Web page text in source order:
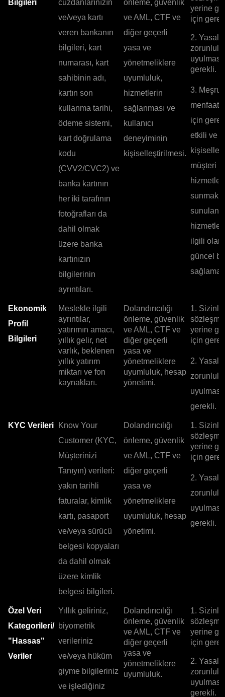
Bilgileri
cüzdanlarınızın
ve/veya kartı
veren bankanın
bilgileri, kart
numarası, kart
sahibinin adı,
kartın son
kullanma tarihi,
ödeme sistemi,
kart doğrulama
kodu
(CVV2/CVC2) ve
banka kartının
her iki tarafının
fotoğrafları da
dahil olmak
üzere banka
kartınızın
bilgilerinin
ayrıntıları.
önleme, güvenlik
ve AML, CTF ve
diğer geçerli
yasa ve
yönetmeliklere
uyumluluk,
hizmetlerin
sağlanması ve
kullanıcı
deneyiminin
kişiselleştirilmesi.
yerine
için
2. Yasal
gerekli.
3. Meşru
için
etkili ve
müşteri
hizmetleri
sunmak
sunulan
ilgili
güncel
Ekonomik
Profil
Bilgileri
Meslekle ilgili
ayrıntılar,
yatırımın amacı,
yıllık gelir, net
varlık, beklenen
yıllık yatırım
miktarı ve fon
kaynakları.
Dolandırıcılığı
önleme, güvenlik
ve AML, CTF ve
diğer geçerli
yasa ve
yönetmeliklere
uyumluluk, hesap
yönetimi.
1.
yerine
için
2. Yasal
gerekli.
KYC Verileri
Know Your
Customer (KYC,
Müşterinizi
Tanıyın) verileri:
yakın tarihli
faturalar, kimlik
kartı, pasaport
ve/veya sürücü
belgesi kopyaları
da dahil olmak
üzere kimlik
belgesi bilgileri.
Dolandırıcılığı
önleme, güvenlik
ve AML, CTF ve
diğer geçerli
yasa ve
yönetmeliklere
uyumluluk, hesap
yönetimi.
1.
yerine
için
2. Yasal
gerekli.
Özel Veri
Kategorileri/
"Hassas"
Veriler
Yıllık geliriniz,
biyometrik
verileriniz
ve/veya hüküm
giyme bilgileriniz
ve işlediğiniz
Dolandırıcılığı
önleme, güvenlik
ve AML, CTF ve
diğer geçerli
yasa ve
yönetmeliklere
uyumluluk.
1.
yerine
için
2. Yasal
gerekli.